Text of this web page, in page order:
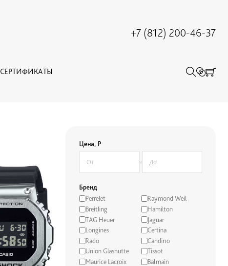
+7 (812) 200-46-37
СЕРТИФИКАТЫ
Цена, Р
-
Бренд
Perrelet
Breitling
TAG Heuer
Longines
Rado
Union Glashutte
Maurice Lacroix
Raymond Weil
Hamilton
Jaguar
Certina
Candino
Tissot
Balmain